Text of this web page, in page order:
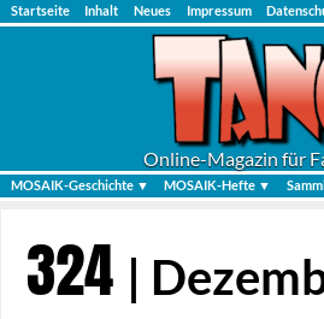
Startseite Inhalt Neues Impressum
Online-Magazin für
MOSAIK-Geschichte ▼ MOSAIK-Hefte ▼
324 |